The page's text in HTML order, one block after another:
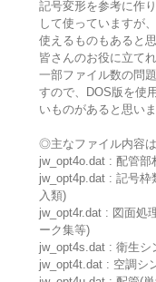
記号変形を参考に作
して使っていますが
使えるものもあると思
皆さんのお役に立て
一部ファイル数の問
すので、DOS版を使
いものがあると思い
◎主なファイル内容は
jw_opt4o.dat : 配管部
jw_opt4p.dat : 記号
入類)
jw_opt4r.dat : 図面処
ーク集等)
jw_opt4s.dat : 衛生シ
jw_opt4t.dat : 空調シ